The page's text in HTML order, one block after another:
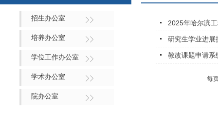
招生办公室
培养办公室
学位工作办公室
学术办公室
院办公室
2025年哈尔滨
研究生学业进展
教改课题申请系
每